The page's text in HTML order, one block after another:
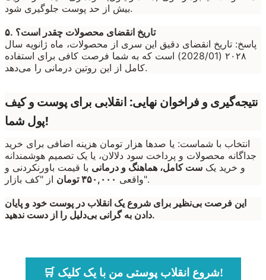
بیش از حد پوست جلوگیری شود.
۵. تاریخ انقضای محصولات چقدر است؟
پاسخ: تاریخ انقضای دقیق این سری از محصولات، ماه ژانویه سال
۲۰۲۸ (2028/01) است که به شما فرصت کافی برای استفاده
کامل از این روتین درمانی را می‌دهد.
نتیجه‌گیری و فراخوان نهایی: انقلابی برای پوست و کیف
پول شما!
انتخاب با شماست: یا صدها هزار تومان هزینه اضافی برای خرید
جداگانه محصولات و پرداخت سود دلالان، یا یک تصمیم هوشمندانه
و خرید یک ست کامل، هماهنگ و درمانی با قیمت باورنکردنی و
واقعی ۳۵۰,۰۰۰ تومان
از "کف بازار".
این فرصت بی‌نظیر برای شروع یک انقلاب در پوست خود و پایان
دادن به گرانی بی‌دلیل را از دست ندهید.
🛒 شروع انقلاب پوستی من با یک کلیک!